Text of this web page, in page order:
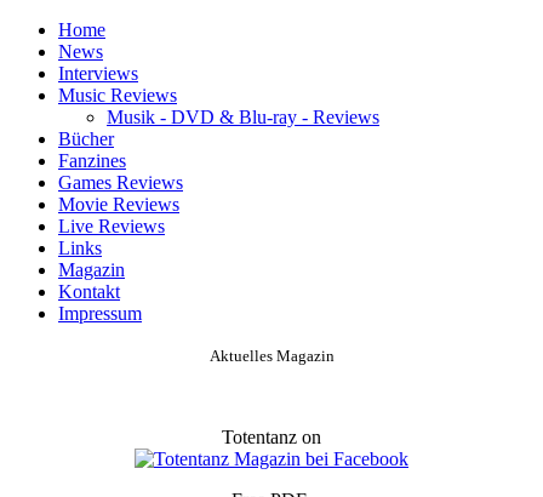
Home
News
Interviews
Music Reviews
Musik - DVD & Blu-ray - Reviews
Bücher
Fanzines
Games Reviews
Movie Reviews
Live Reviews
Links
Magazin
Kontakt
Impressum
Aktuelles Magazin
Totentanz on